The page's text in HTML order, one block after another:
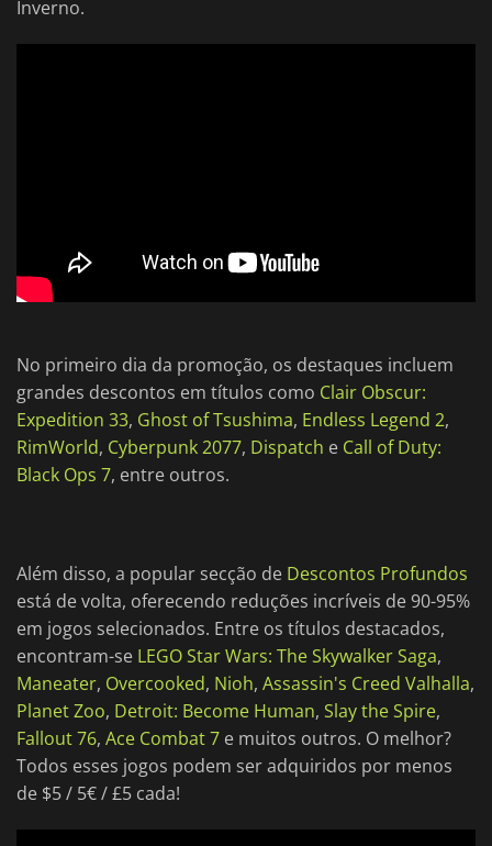
Inverno.
No primeiro dia da promoção, os destaques incluem
grandes descontos em títulos como Clair Obscur:
Expedition 33, Ghost of Tsushima, Endless Legend 2,
RimWorld, Cyberpunk 2077, Dispatch e Call of Duty:
Black Ops 7, entre outros.
Além disso, a popular secção de Descontos Profundos
está de volta, oferecendo reduções incríveis de 90-95%
em jogos selecionados. Entre os títulos destacados,
encontram-se LEGO Star Wars: The Skywalker Saga,
Maneater, Overcooked, Nioh, Assassin's Creed Valhalla,
Planet Zoo, Detroit: Become Human, Slay the Spire,
Fallout 76, Ace Combat 7 e muitos outros. O melhor?
Todos esses jogos podem ser adquiridos por menos
de $5 / 5€ / £5 cada!